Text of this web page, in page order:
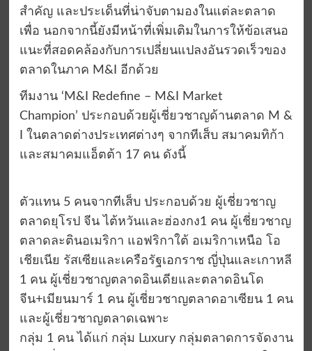
สำคัญ และประเด็นที่น่าจับตามองในแต่ละตลาด
เพื่อ นอกจากนี้ยังมีหน้าที่เพิ่มเติมในการให้ข้อเสนอ
แนะที่สอดคล้องกับการเปลี่ยนแปลงอันรวดเร็วของ
ตลาดในภาค M&I อีกด้วย
ทีมงาน ‘M&I Redefine – M&I Market
Champion’ ประกอบด้วยผู้เชี่ยวชาญด้านตลาด M &
I ในตลาดต่างประเทศต่างๆ จากทีเส็บ สมาคมทิก้า
และสมาคมแอ็ตต้า 17 คน ดังนี้
ตัวแทน 5 คนจากทีเส็บ ประกอบด้วย ผู้เชี่ยวชาญ
ตลาดยุโรป จีน ไต้หวันและฮ่องกง1 คน ผู้เชี่ยวชาญ
ตลาดละตินอเมริกา แอฟริกาใต้ อเมริกาเหนือ โอ
เชียเนีย รัสเซียและเครือรัฐเอกราช ญี่ปุ่นและเกาหลี
1 คน ผู้เชี่ยวชาญตลาดอินเดียและตลาดอินโด
จีน+เมียนมาร์ 1 คน ผู้เชี่ยวชาญตลาดอาเซียน 1 คน
และผู้เชี่ยวชาญตลาดเฉพาะ
กลุ่ม 1 คน ได้แก่ กลุ่ม Luxury กลุ่มตลาดการจัดงาน